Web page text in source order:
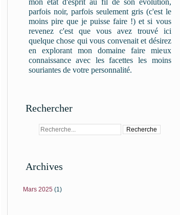
mon état d'esprit au fil de son évolution,
parfois noir, parfois seulement gris (c'est le
moins pire que je puisse faire !) et si vous
revenez c'est que vous avez trouvé ici
quelque chose qui vous convenait et désirez
en explorant mon domaine faire mieux
connaissance avec les facettes les moins
souriantes de votre personnalité.
Rechercher
Archives
Mars 2025 (1)